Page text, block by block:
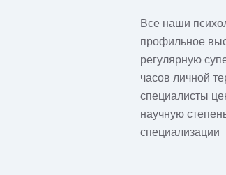
Все наши
профильное
регулярную
часов личной
специалисты
научную
специализации